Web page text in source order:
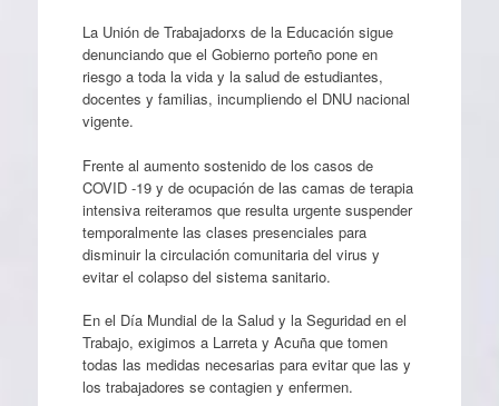
La Unión de Trabajadorxs de la Educación sigue
denunciando que el Gobierno porteño pone en
riesgo a toda la vida y la salud de estudiantes,
docentes y familias, incumpliendo el DNU nacional
vigente.
Frente al aumento sostenido de los casos de
COVID -19 y de ocupación de las camas de terapia
intensiva reiteramos que resulta urgente suspender
temporalmente las clases presenciales para
disminuir la circulación comunitaria del virus y
evitar el colapso del sistema sanitario.
En el Día Mundial de la Salud y la Seguridad en el
Trabajo, exigimos a Larreta y Acuña que tomen
todas las medidas necesarias para evitar que las y
los trabajadores se contagien y enfermen.